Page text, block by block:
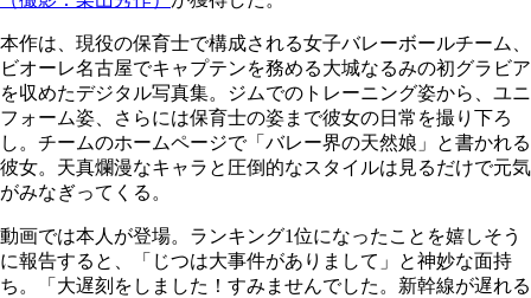
本作は、現役の保育士で構成される女子バレーボールチーム、
ビオーレ名古屋でキャプテンを務める大城なるみの初グラビア
を収めたデジタル写真集。ジムでのトレーニング姿から、ユニ
フォーム姿、さらには保育士の姿まで彼女の日常を撮り下ろ
し。チームのホームページで「バレー界の天然娘」と書かれる
彼女。天真爛漫なキャラと圧倒的なスタイルは見るだけで元気
がみなぎってくる。
動画では本人が登場。ランキング1位になったことを嬉しそう
に報告すると、「じつは大事件がありまして」と神妙な面持
ち。「大遅刻をしました！すみませんでした。新幹線が遅れる